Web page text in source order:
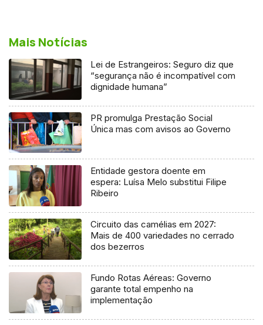
Mais Notícias
Lei de Estrangeiros: Seguro diz que
“segurança não é incompatível com
dignidade humana”
PR promulga Prestação Social
Única mas com avisos ao Governo
Entidade gestora doente em
espera: Luísa Melo substitui Filipe
Ribeiro
Circuito das camélias em 2027:
Mais de 400 variedades no cerrado
dos bezerros
Fundo Rotas Aéreas: Governo
garante total empenho na
implementação